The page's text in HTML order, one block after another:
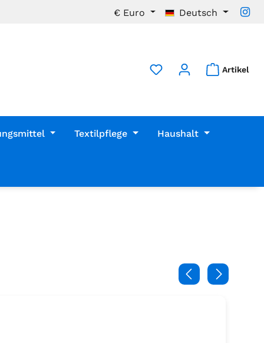
€ Euro Deutsch
Artikel
Textilpflege Haushalt